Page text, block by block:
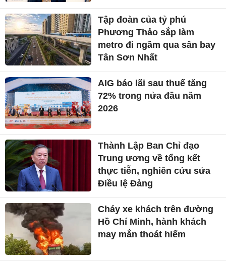
Tập đoàn của tỷ phú
Phương Thảo sắp làm
metro đi ngầm qua sân bay
Tân Sơn Nhất
AIG báo lãi sau thuế tăng
72% trong nửa đầu năm
2026
Thành Lập Ban Chỉ đạo
Trung ương về tổng kết
thực tiễn, nghiên cứu sửa
Điều lệ Đảng
Cháy xe khách trên đường
Hồ Chí Minh, hành khách
may mắn thoát hiểm